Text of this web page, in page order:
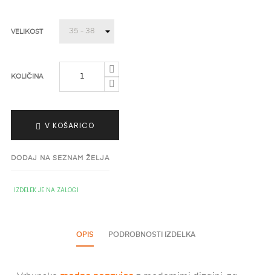
VELIKOST
KOLIČINA
V KOŠARICO
DODAJ NA SEZNAM ŽELJA
IZDELEK JE NA ZALOGI
OPIS PODROBNOSTI IZDELKA